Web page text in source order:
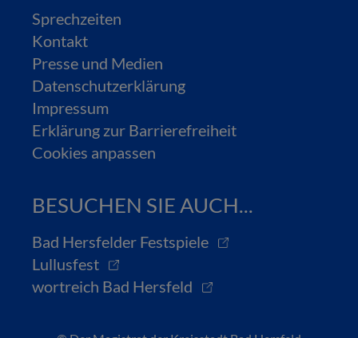
Sprechzeiten
Kontakt
Presse und Medien
Datenschutzerklärung
Impressum
Erklärung zur Barrierefreiheit
Cookies anpassen
BESUCHEN SIE AUCH...
Bad Hersfelder Festspiele
Lullusfest
wortreich Bad Hersfeld